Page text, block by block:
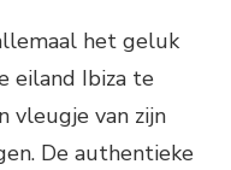
het geluk
eiland Ibiza te
vleugje van zijn
De authentieke